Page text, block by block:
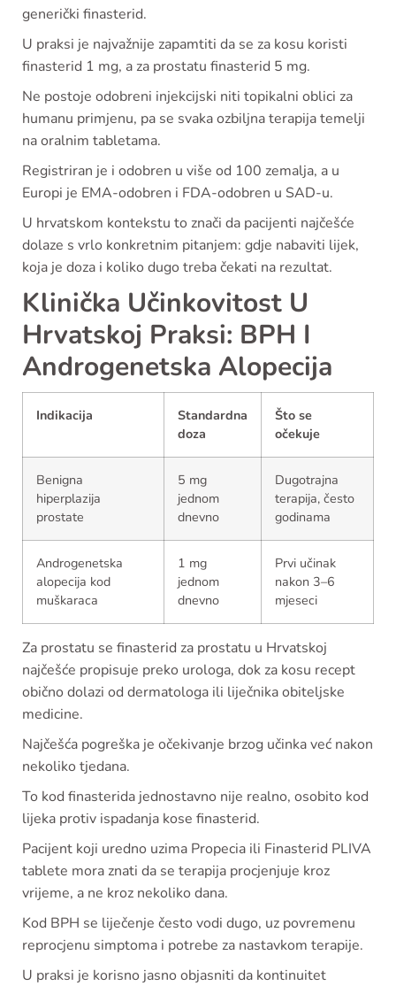
generički finasterid.
U praksi je najvažnije zapamtiti da se za kosu koristi
finasterid 1 mg, a za prostatu finasterid 5 mg.
Ne postoje odobreni injekcijski niti topikalni oblici za
humanu primjenu, pa se svaka ozbiljna terapija temelji
na oralnim tabletama.
Registriran je i odobren u više od 100 zemalja, a u
Europi je EMA-odobren i FDA-odobren u SAD-u.
U hrvatskom kontekstu to znači da pacijenti najčešće
dolaze s vrlo konkretnim pitanjem: gdje nabaviti lijek,
koja je doza i koliko dugo treba čekati na rezultat.
Klinička Učinkovitost U
Hrvatskoj Praksi: BPH I
Androgenetska Alopecija
Indikacija
Standardna
doza
Što se
očekuje
Benigna
hiperplazija
prostate
5 mg
jednom
dnevno
Dugotrajna
terapija, često
godinama
Androgenetska
alopecija kod
muškaraca
1 mg
jednom
dnevno
Prvi učinak
nakon 3–6
mjeseci
Za prostatu se finasterid za prostatu u Hrvatskoj
najčešće propisuje preko urologa, dok za kosu recept
obično dolazi od dermatologa ili liječnika obiteljske
medicine.
Najčešća pogreška je očekivanje brzog učinka već nakon
nekoliko tjedana.
To kod finasterida jednostavno nije realno, osobito kod
lijeka protiv ispadanja kose finasterid.
Pacijent koji uredno uzima Propecia ili Finasterid PLIVA
tablete mora znati da se terapija procjenjuje kroz
vrijeme, a ne kroz nekoliko dana.
Kod BPH se liječenje često vodi dugo, uz povremenu
reprocjenu simptoma i potrebe za nastavkom terapije.
U praksi je korisno jasno objasniti da kontinuitet